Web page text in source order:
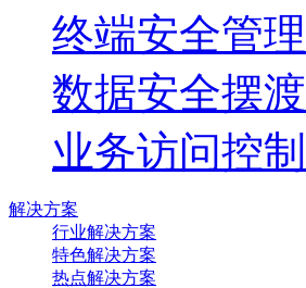
终端安全管理
数据安全摆渡
业务访问控制
解决方案
行业解决方案
特色解决方案
热点解决方案